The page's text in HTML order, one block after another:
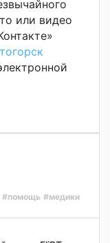
или видео
#помощь #медики